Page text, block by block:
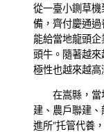
從一臺小鍘草
備，齊付慶通
能給當地龍頭
頭牛。隨著越
極性也越來越高
在嵩縣，當
建、農戶聯建
進所”托管代養